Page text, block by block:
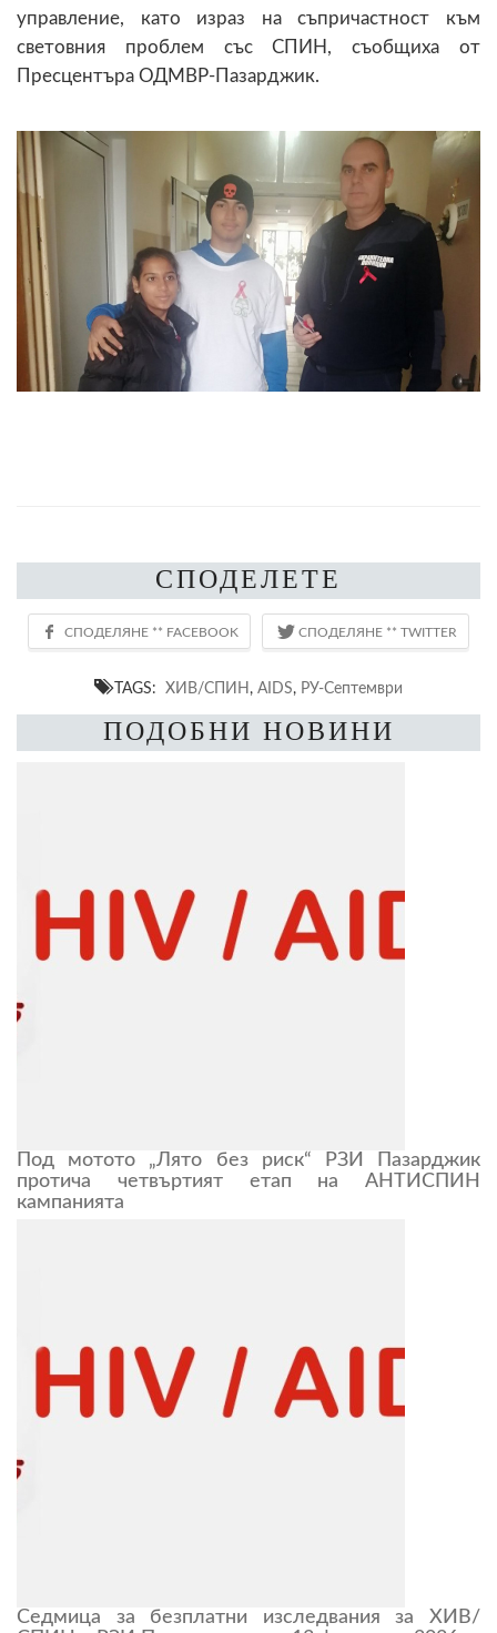
управление, като израз на съпричастност към
световния проблем със СПИН, съобщиха от
Пресцентъра ОДМВР-Пазарджик.
СПОДЕЛЕТЕ
TAGS: ХИВ/СПИН , AIDS, РУ-Септември
ПОДОБНИ НОВИНИ
Под мотото „Лято без риск“ РЗИ Пазарджик
протича четвъртият етап на АНТИСПИН
кампанията
Седмица за безплатни изследвания за ХИВ/